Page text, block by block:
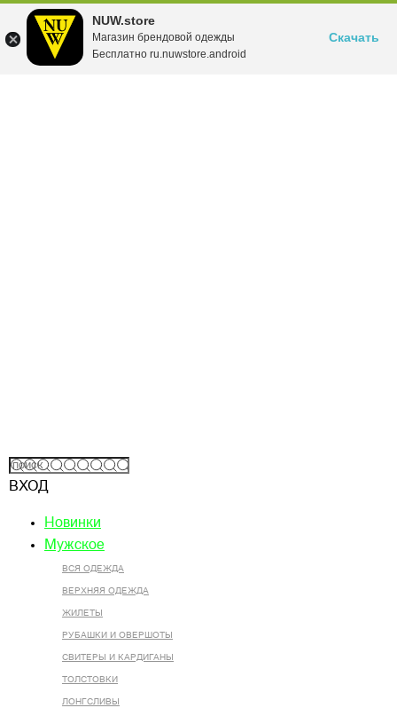
NUW.store
Магазин брендовой одежды
Бесплатно ru.nuwstore.android
Скачать
ВХОД
Новинки
Мужское
ВСЯ ОДЕЖДА
ВЕРХНЯЯ ОДЕЖДА
ЖИЛЕТЫ
РУБАШКИ И ОВЕРШОТЫ
СВИТЕРЫ И КАРДИГАНЫ
ТОЛСТОВКИ
ЛОНГСЛИВЫ